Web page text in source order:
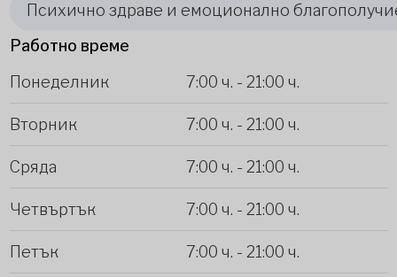
Психично здраве и емоционално
Работно време
Понеделник
7:00 ч. - 21:00 ч.
Вторник 7:00 ч. - 21:00 ч.
Сряда 7:00 ч. - 21:00 ч.
Четвъртък 7:00 ч. - 21:00 ч.
Петък 7:00 ч. - 21:00 ч.